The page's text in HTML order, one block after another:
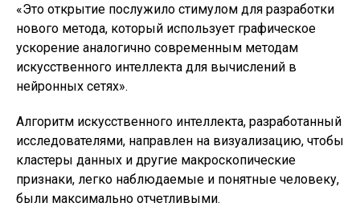
«Это открытие послужило стимулом для разработки
нового метода, который использует графическое
ускорение аналогично современным методам
искусственного интеллекта для вычислений в
нейронных сетях».
Алгоритм искусственного интеллекта, разработанный
исследователями, направлен на визуализацию, чтобы
кластеры данных и другие макроскопические
признаки, легко наблюдаемые и понятные человеку,
были максимально отчетливыми.